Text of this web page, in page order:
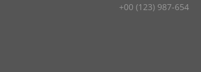
+00 (123) 987-654